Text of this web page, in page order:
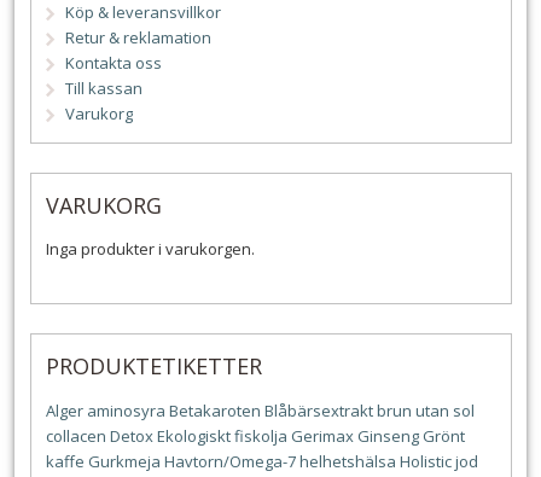
Köp & leveransvillkor
Retur & reklamation
Kontakta oss
Till kassan
Varukorg
VARUKORG
Inga produkter i varukorgen.
PRODUKTETIKETTER
Alger aminosyra Betakaroten Blåbärsextraktbrun utan sol
collacen DetoxEkologisktfiskolja Gerimax Ginseng Grönt
kaffe Gurkmeja Havtorn/Omega-7helhetshälsa Holisticjod